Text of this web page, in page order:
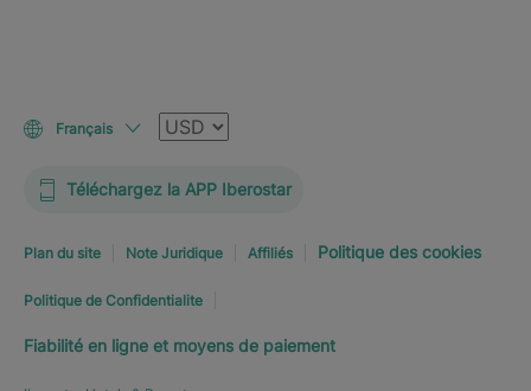
Français Devise
Téléchargez la APP Iberostar
Plan du site Note Juridique Affiliés Politique des cookies
Politique de Confidentialite
Fiabilité en ligne et moyens de paiement